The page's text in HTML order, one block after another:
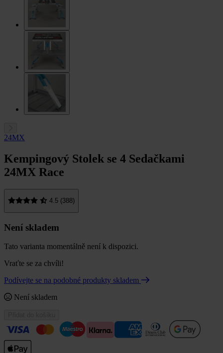
24MX
Kempingový Stolek se 4 Sedačkami
24MX Race
4.5 (388)
Není skladem
Tato varianta momentálně není k dispozici.
Vraťte se za chvíli!
Podívejte se na podobné produkty skladem
Není skladem